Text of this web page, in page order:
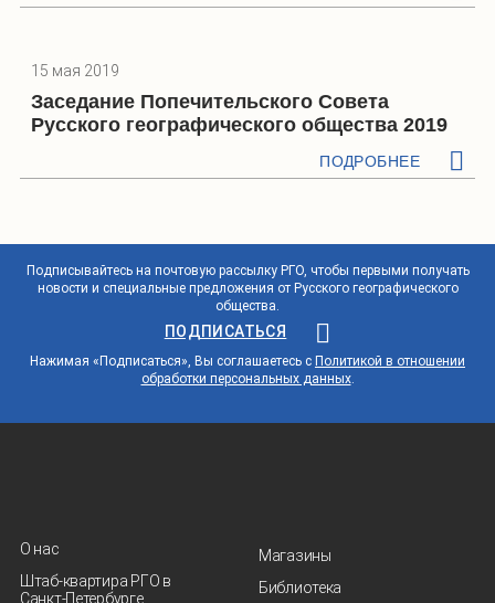
15 мая 2019
Заседание Попечительского Совета
Русского географического общества 2019
ПОДРОБНЕЕ
Подписывайтесь на почтовую рассылку РГО, чтобы первыми получать
новости и специальные предложения от Русского географического
общества.
ПОДПИСАТЬСЯ
Нажимая «Подписаться», Вы соглашаетесь с Политикой в отношении
обработки персональных данных.
О нас
Штаб-квартира РГО в
Санкт‑Петербурге
Магазины
Библиотека